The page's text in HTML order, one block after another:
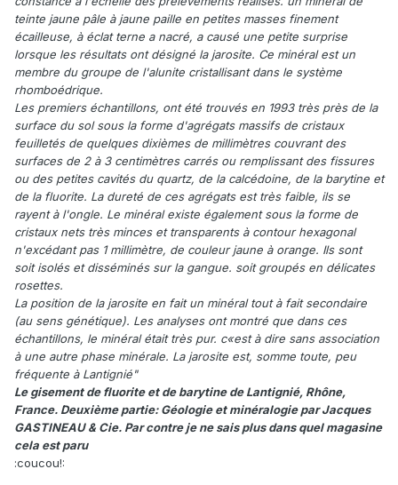
teinte jaune pâle à jaune paille en petites masses finement
écailleuse, à éclat terne a nacré, a causé une petite surprise
lorsque les résultats ont désigné la jarosite. Ce minéral est un
membre du groupe de l'alunite cristallisant dans le système
rhomboédrique.
Les premiers échantillons, ont été trouvés en 1993 très près de la
surface du sol sous la forme d'agrégats massifs de cristaux
feuilletés de quelques dixièmes de millimètres couvrant des
surfaces de 2 à 3 centimètres carrés ou remplissant des fissures
ou des petites cavités du quartz, de la calcédoine, de la barytine et
de la fluorite. La dureté de ces agrégats est très faible, ils se
rayent à l'ongle. Le minéral existe également sous la forme de
cristaux nets très minces et transparents à contour hexagonal
n'excédant pas 1 millimètre, de couleur jaune à orange. Ils sont
soit isolés et disséminés sur la gangue. soit groupés en délicates
rosettes.
La position de la jarosite en fait un minéral tout à fait secondaire
(au sens génétique). Les analyses ont montré que dans ces
échantillons, le minéral était très pur. c«est à dire sans association
à une autre phase minérale. La jarosite est, somme toute, peu
fréquente à Lantignié"
Le gisement de fluorite et de barytine de Lantignié, Rhône,
France. Deuxième partie: Géologie et minéralogie par Jacques
GASTINEAU & Cie. Par contre je ne sais plus dans quel magasine
cela est paru
:coucou!: